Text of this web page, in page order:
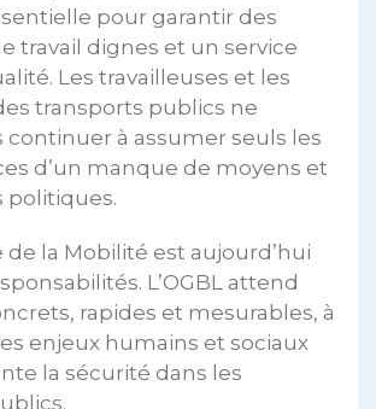
pour garantir des
travail dignes et un service
Les travailleuses et les
transports publics ne
continuer à assumer seuls les
d’un manque de moyens et
politiques.
la Mobilité est aujourd’hui
L’OGBL attend
rapides et mesurables, à
enjeux humains et sociaux
la sécurité dans les